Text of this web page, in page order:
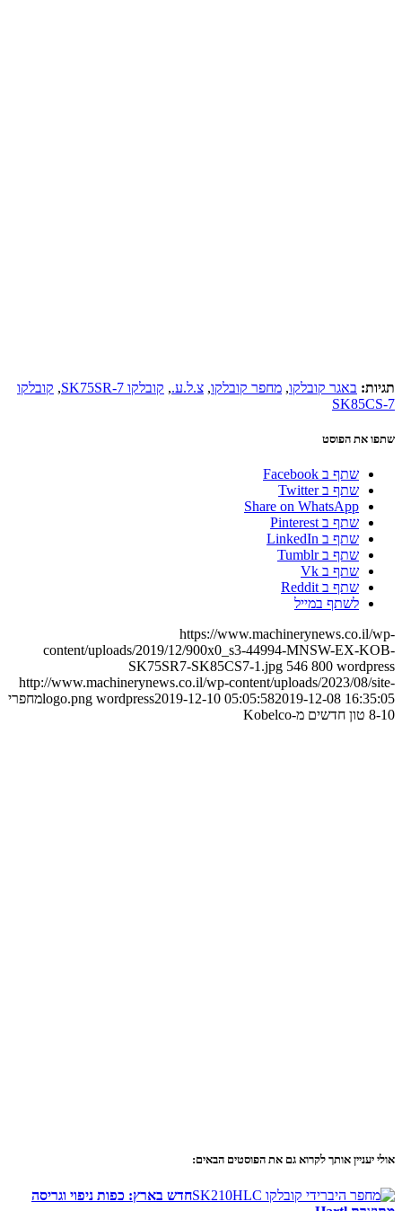
תגיות: באגר קובלקו, מחפר קובלקו, צ.ל.ע., קובלקו SK75SR-7 , קובלקו
SK85CS-7
שתפו את הפוסט
שתף ב Facebook
שתף ב Twitter
Share on WhatsApp
שתף ב Pinterest
שתף ב LinkedIn
שתף ב Tumblr
שתף ב Vk
שתף ב Reddit
לשתף במייל
https://www.machinerynews.co.il/wp-
content/uploads/2019/12/900x0_s3-44994-MNSW-EX-KOB-
SK75SR7-SK85CS7-1.jpg 546 800 wordpress
http://www.machinerynews.co.il/wp-content/uploads/2023/08/site-
logo.png wordpress2019-12-10 05:05:582019-12-08 16:35:05
מחפרי
8-10 טון חדשים מ-Kobelco
אולי יעניין אותך לקרוא גם את הפוסטים הבאים:
חדש בארץ: כפות ניפוי וגריסה